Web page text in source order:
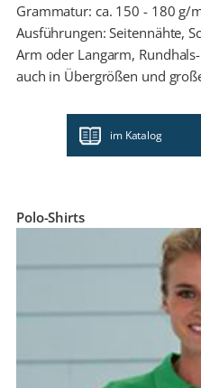
Grammatur: ca. 150 - 180 g/
Ausführungen: Seitennähte,
Arm oder Langarm,
auch in Übergrößen und
im Katalog
Polo-Shirts